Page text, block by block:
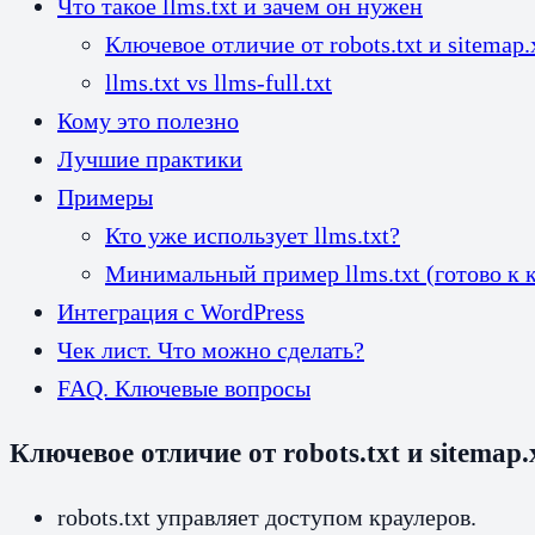
Что такое llms.txt и зачем он нужен
Ключевое отличие от robots.txt и
llms.txt vs llms-full.txt
Кому это полезно
Лучшие практики
Примеры
Кто уже использует llms.txt?
Минимальный пример llms.txt (готово к
Интеграция с WordPress
Чек лист. Что можно сделать?
FAQ. Ключевые вопросы
Ключевое отличие от robots.txt и
robots.txt управляет доступом краулеров.